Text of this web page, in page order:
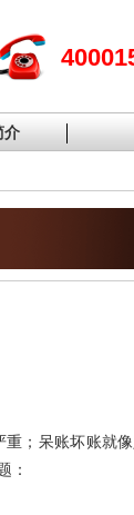
介
重；呆账坏账就
：